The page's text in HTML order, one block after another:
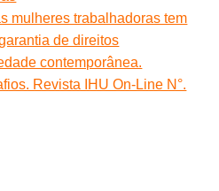
mulheres trabalhadoras tem
de direitos
contemporânea.
Revista IHU On-Line N°.